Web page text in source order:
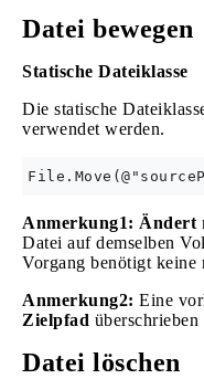
Datei bewegen
Statische Dateiklasse
Die statische
verwendet werden.
Anmerkung1: Ändert
Datei auf demselben
Vorgang benötigt
Anmerkung2: Eine
Zielpfad überschrieben
Datei löschen